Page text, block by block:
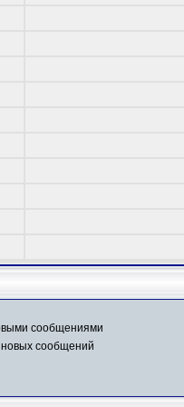
сообщениями
сообщений